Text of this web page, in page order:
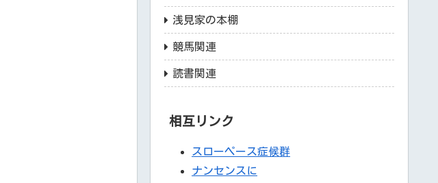
浅見家の本棚
競馬関連
読書関連
相互リンク
スローペース症候群
ナンセンスに